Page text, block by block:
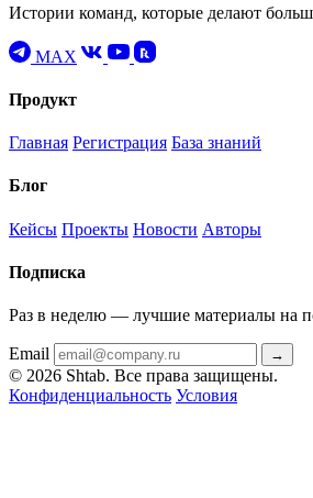
Истории команд, которые делают
MAX
Продукт
Главная Регистрация База знаний
Блог
Кейсы Проекты Новости Авторы
Подписка
Раз в неделю — лучшие материалы на
Email →
© 2026 Shtab. Все права защищены.
Конфиденциальность Условия